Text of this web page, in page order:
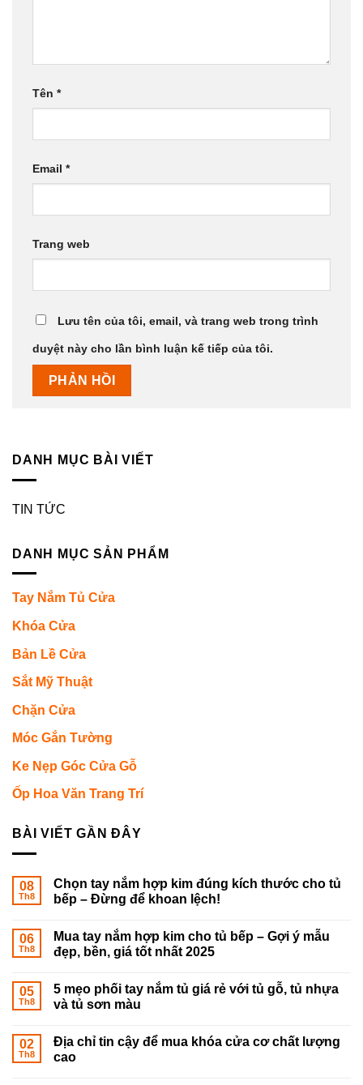
Tên *
Email *
Trang web
Lưu tên của tôi, email, và trang web trong trình
duyệt này cho lần bình luận kế tiếp của tôi.
DANH MỤC BÀI VIẾT
TIN TỨC
DANH MỤC SẢN PHẨM
Tay Nắm Tủ Cửa
Khóa Cửa
Bản Lề Cửa
Sắt Mỹ Thuật
Chặn Cửa
Móc Gắn Tường
Ke Nẹp Góc Cửa Gỗ
Ốp Hoa Văn Trang Trí
BÀI VIẾT GẦN ĐÂY
08
Th8
Chọn tay nắm hợp kim đúng kích thước cho tủ
bếp – Đừng để khoan lệch!
06
Th8
Mua tay nắm hợp kim cho tủ bếp – Gợi ý mẫu
đẹp, bền, giá tốt nhất 2025
05
Th8
5 mẹo phối tay nắm tủ giá rẻ với tủ gỗ, tủ nhựa
và tủ sơn màu
02
Th8
Địa chỉ tin cậy để mua khóa cửa cơ chất lượng
cao